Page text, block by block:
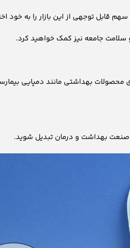
قابل توجهی از این بازار را به
سلامت جامعه نیز کمک خواهید کرد.
بهداشتی مانند دمپایی
صنعت بهداشت و درمان تبدیل شوید.